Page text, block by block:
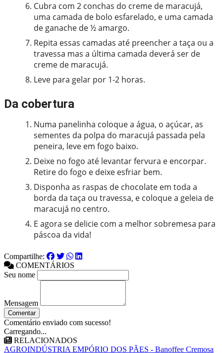
Cubra com 2 conchas do creme de maracujá,
uma camada de bolo esfarelado, e uma camada
de ganache de ½ amargo.
Repita essas camadas até preencher a taça ou a
travessa mas a última camada deverá ser de
creme de maracujá.
Leve para gelar por 1-2 horas.
Da cobertura
Numa panelinha coloque a água, o açúcar, as
sementes da polpa do maracujá passada pela
peneira, leve em fogo baixo.
Deixe no fogo até levantar fervura e encorpar.
Retire do fogo e deixe esfriar bem.
Disponha as raspas de chocolate em toda a
borda da taça ou travessa, e coloque a geleia de
maracujá no centro.
E agora se delicie com a melhor sobremesa para
páscoa da vida!
Compartilhe:
COMENTÁRIOS
Seu nome
Mensagem
Comentar
Comentário enviado com sucesso!
Carregando...
RELACIONADOS
AGROINDÚSTRIA EMPÓRIO DOS PÃES - Banoffee Cremosa